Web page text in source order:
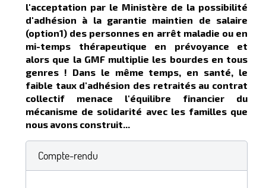
l'acceptation par le Ministère de la possibilité
d'adhésion à la garantie maintien de salaire
(option1) des personnes en arrêt maladie ou en
mi-temps thérapeutique en prévoyance et
alors que la GMF multiplie les bourdes en tous
genres ! Dans le même temps, en santé, le
faible taux d'adhésion des retraités au contrat
collectif menace l'équilibre financier du
mécanisme de solidarité avec les familles que
nous avons construit...
Compte-rendu